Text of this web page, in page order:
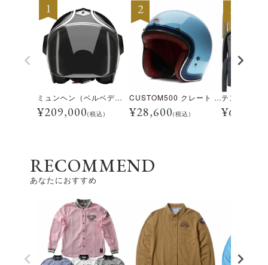
ミュンヘン（ベルベデーレ）
¥209,000(税込)
CUSTOM500 クレート アイスブルー
¥28,600(税込) ¥69,300
RECOMMEND
あなたにおすすめ